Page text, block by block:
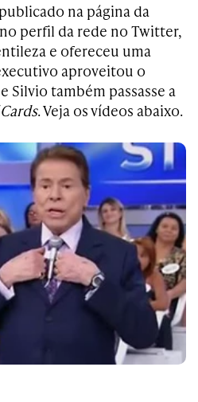
na página da
perfil da rede no Twitter,
e ofereceu uma
aproveitou o
Silvio também passasse a
. Veja os vídeos abaixo.